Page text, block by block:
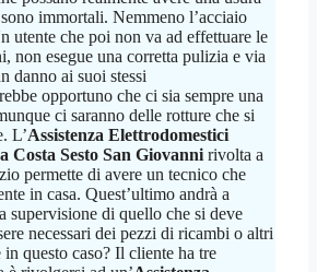
immortali. Nemmeno l’acciaio
utente che poi non va ad effettuare le
non esegue una corretta pulizia e via
danno ai suoi stessi
opportuno che ci sia sempre una
ci saranno delle rotture che si
L’Assistenza Elettrodomestici
Costa Sesto San Giovanni rivolta a
permette di avere un tecnico che
in casa. Quest’ultimo andrà a
supervisione di quello che si deve
necessari dei pezzi di ricambi o altri
in questo caso? Il cliente ha tre